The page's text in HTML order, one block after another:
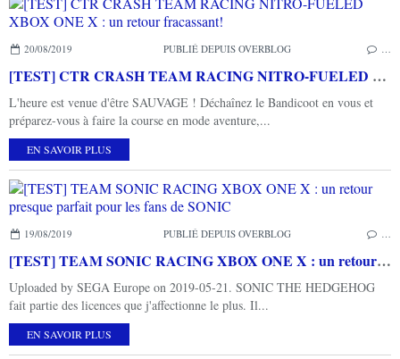
20/08/2019 PUBLIÉ DEPUIS OVERBLOG
[TEST] CTR CRASH TEAM RACING NITRO-FUELED XBOX ONE X : un retour fracassant!
L'heure est venue d'être SAUVAGE ! Déchaînez le Bandicoot en vous et
préparez-vous à faire la course en mode aventure,...
EN SAVOIR PLUS
19/08/2019 PUBLIÉ DEPUIS OVERBLOG
[TEST] TEAM SONIC RACING XBOX ONE X : un retour presque parfait pour les fans de SONIC
Uploaded by SEGA Europe on 2019-05-21. SONIC THE HEDGEHOG
fait partie des licences que j'affectionne le plus. Il...
EN SAVOIR PLUS